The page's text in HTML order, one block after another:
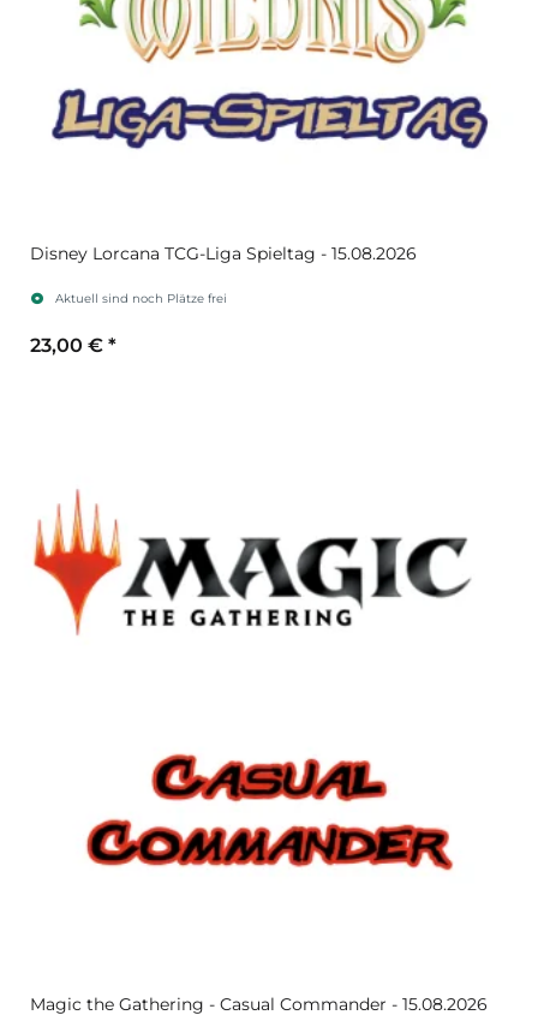
Disney Lorcana TCG-Liga Spieltag - 15.08.2026
Aktuell sind noch Plätze frei
23,00 € *
Magic the Gathering - Casual Commander - 15.08.2026